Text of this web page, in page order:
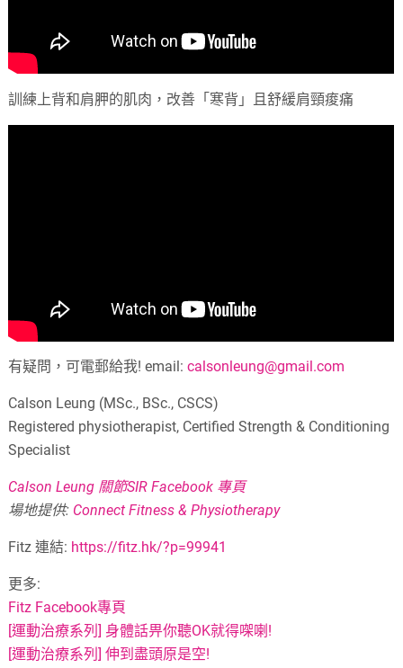
訓練上背和肩胛的肌肉，改善「寒背」且舒緩肩頸痠痛
有疑問，可電郵給我! email:calsonleung@gmail.com
Calson Leung (MSc., BSc., CSCS)
Registered physiotherapist, Certified Strength & Conditioning
Specialist
Calson Leung 關節SIR Facebook 專頁
場地提供: Connect Fitness & Physiotherapy
Fitz 連結: https://fitz.hk/?p=99941
更多:
Fitz Facebook專頁
[運動治療系列] 身體話畀你聽OK就得㗎喇!
[運動治療系列] 伸到盡頭原是空!